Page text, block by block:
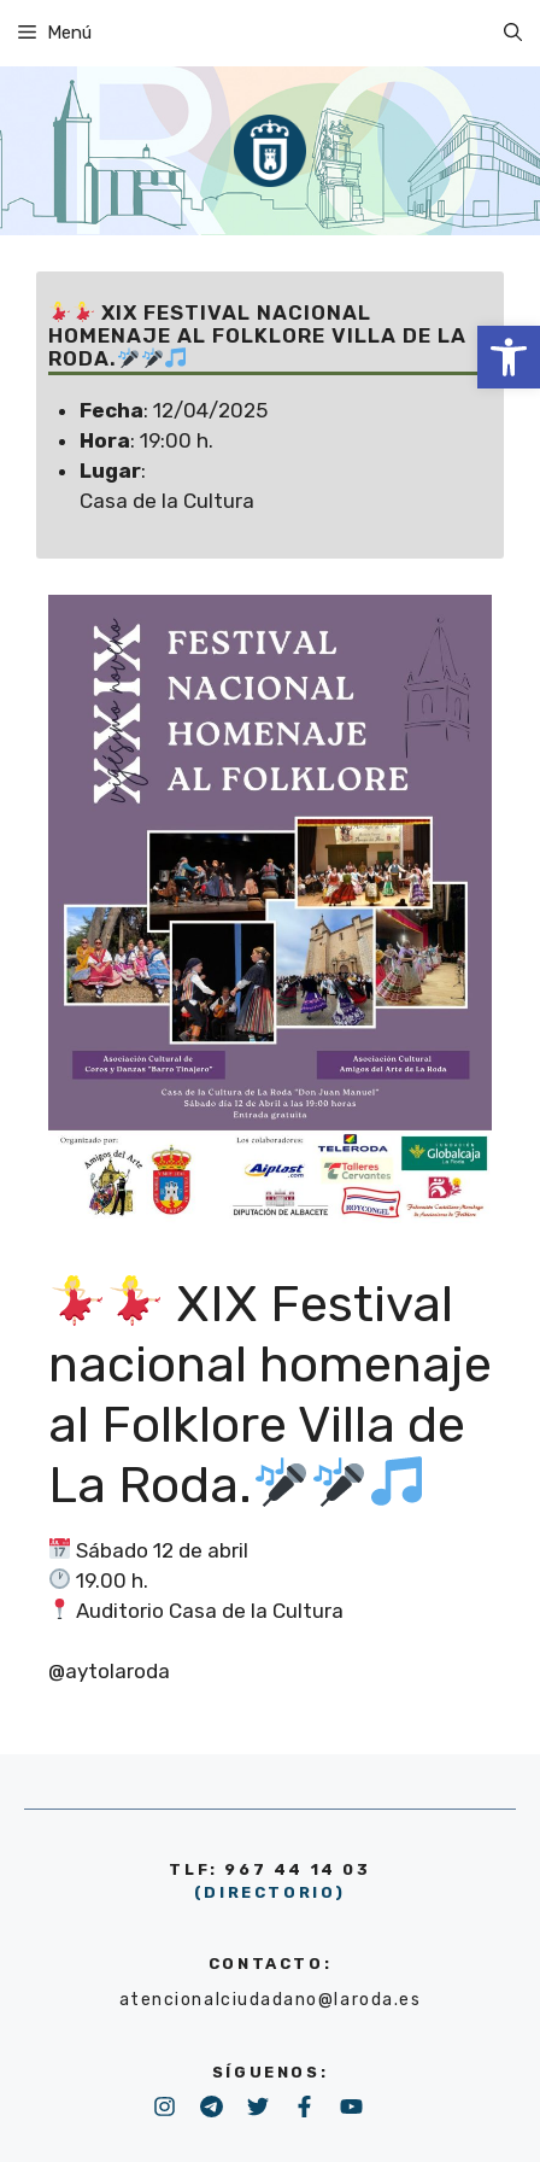
Abrir
contenido
Menú
XIX Festival
nacional homenaje
al Folklore Villa de
La Roda.
Sábado 12 de abril
19.00 h.
Auditorio Casa de la Cultura
@aytolaroda
XIX FESTIVAL NACIONAL
HOMENAJE AL FOLKLORE VILLA DE LA
RODA.
Fecha: 12/04/2025
Hora: 19:00 h.
Lugar:
Casa de la Cultura
TLF: 967 44 14 03
(DIRECTORIO)
CONTACTO:
atencionalciudadano@laroda.es
SÍGUENOS: